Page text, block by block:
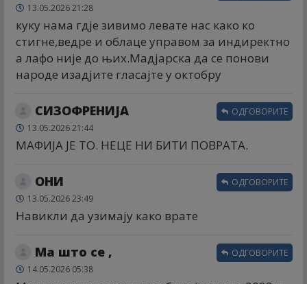
13.05.2026 21:28
куку нама гдје зивимо левате нас како ко
стигне,ведре и облаце управом за индиректно
а лафо није до њих.Мадјарска да се понови
народе изадјите гласајте у октобру
СИЗОФРЕНИЈА
13.05.2026 21:44
МАФИЈА ЈЕ ТО. НЕЦЕ НИ БИТИ ПОВРАТА.
ОДГОВОРИТЕ
ОНИ
13.05.2026 23:49
Навикли да узимају како врате
ОДГОВОРИТЕ
Ма што се ,
14.05.2026 05:38
ОДГОВОРИТЕ